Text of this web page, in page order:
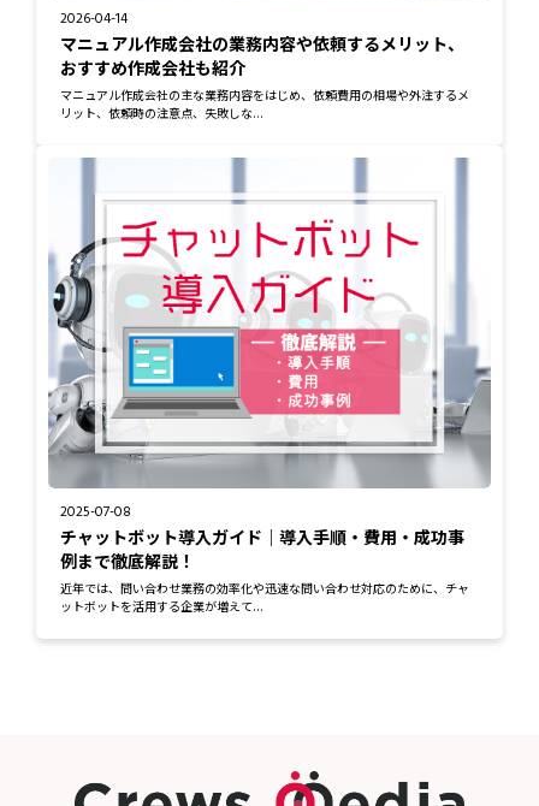
2026-04-14
マニュアル作成会社の業務内容や依頼するメリット、
おすすめ作成会社も紹介
マニュアル作成会社の主な業務内容をはじめ、依頼費用の相場や外注するメ
リット、依頼時の注意点、失敗しな...
2025-07-08
チャットボット導入ガイド｜導入手順・費用・成功事
例まで徹底解説！
近年では、問い合わせ業務の効率化や迅速な問い合わせ対応のために、チャ
ットボットを活用する企業が増えて...